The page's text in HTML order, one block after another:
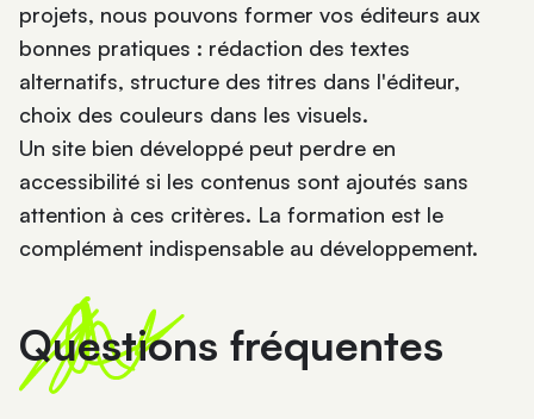
projets, nous pouvons former vos éditeurs aux
bonnes pratiques : rédaction des textes
alternatifs, structure des titres dans l'éditeur,
choix des couleurs dans les visuels.
Un site bien développé peut perdre en
accessibilité si les contenus sont ajoutés sans
attention à ces critères. La formation est le
complément indispensable au développement.
Questions fréquentes